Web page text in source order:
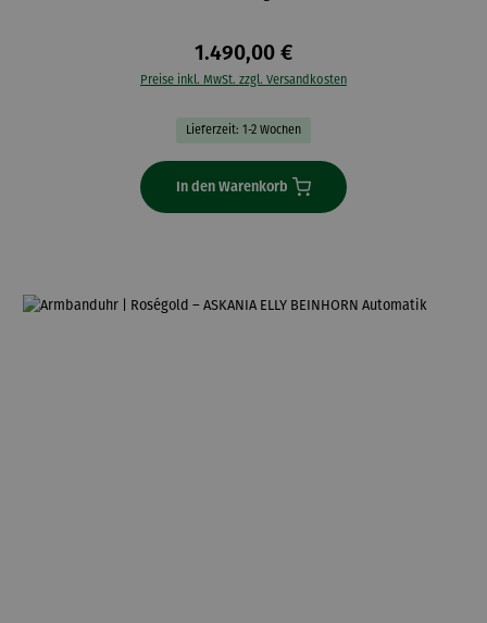
1.490,00 €
Preise inkl. MwSt. zzgl. Versandkosten
Lieferzeit: 1-2 Wochen
In den Warenkorb